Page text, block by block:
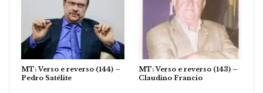
MT: Verso e reverso (144) –
Pedro Satélite
MT: Verso e reverso (143) –
Claudino Francio